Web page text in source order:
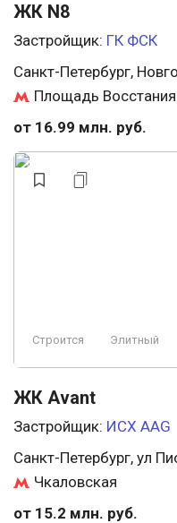
ЖК N8
Застройщик: ГК ФСК
Санкт-Петербург,
Площадь Восстания
от 16.99 млн. руб.
Строится Элитный
ЖК Avant
Застройщик: ИСХ AAG
Санкт-Петербург, ул
Чкаловская
от 15.2 млн. руб.